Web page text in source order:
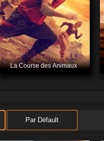
La Course des Animaux
Par Défault